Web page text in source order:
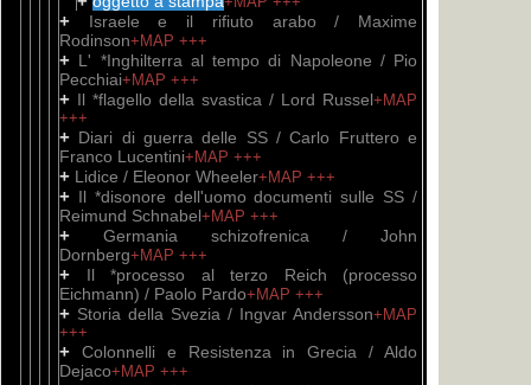
+
Israele e il rifiuto arabo / Maxime
Rodinson+MAP +++
+ L' *Inghilterra al tempo di Napoleone / Pio
Pecchiai+MAP +++
+ Il *flagello della svastica / Lord Russel+MAP
+++
+ Diari di guerra delle SS / Carlo Fruttero e
Franco Lucentini+MAP +++
+ Lidice / Eleonor Wheeler+MAP +++
+ Il *disonore dell'uomo documenti sulle SS /
Reimund Schnabel+MAP +++
+ Germania schizofrenica / John
Dornberg+MAP +++
+
Il *processo al terzo Reich (processo
Eichmann) / Paolo Pardo+MAP +++
+ Storia della Svezia / Ingvar Andersson+MAP
+++
+ Colonnelli e Resistenza in Grecia / Aldo
Dejaco+MAP +++